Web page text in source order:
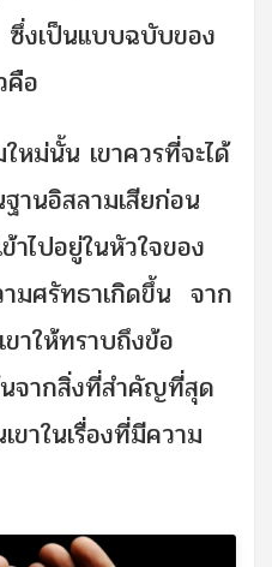
งเป็นแบบฉบับของ
อ
หม่นั้น เขาควรที่จะได้
ฐานอิสลามเสียก่อน
าไปอยู่ในหัวใจของ
ามศรัทธาเกิดขึ้น จาก
ขาให้ทราบถึงข้อ
จากสิ่งที่สำคัญที่สุด
าในเรื่องที่มีความ